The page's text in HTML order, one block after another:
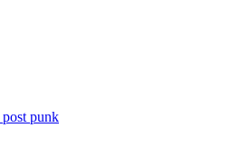
post punk